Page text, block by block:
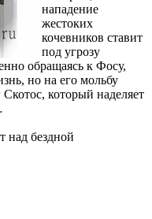
нападение
жестоких
кочевников ставит
под угрозу
обращаясь к Фосу,
но на его мольбу
который наделяет
над бездной